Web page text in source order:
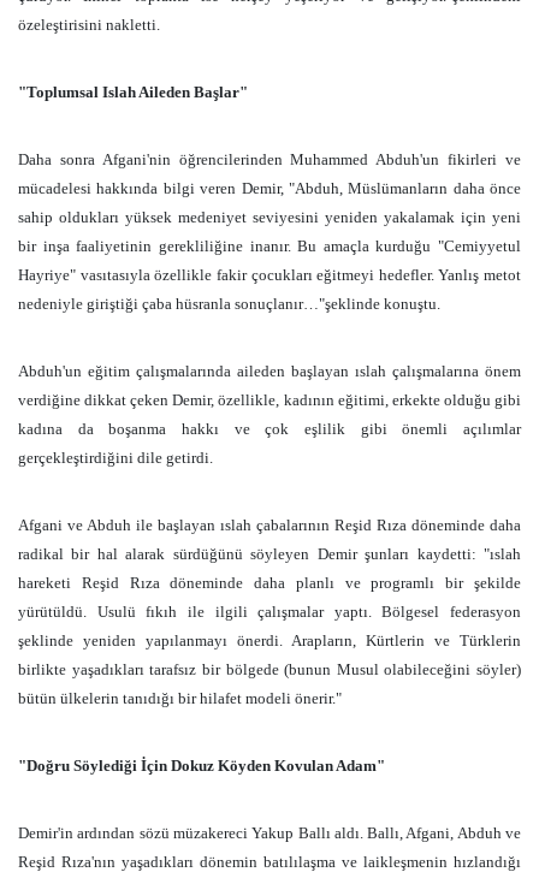
özeleştirisini nakletti.
"Toplumsal Islah Aileden Başlar"
Daha sonra Afgani'nin öğrencilerinden Muhammed Abduh'un fikirleri ve
mücadelesi hakkında bilgi veren Demir, "Abduh, Müslümanların daha önce
sahip oldukları yüksek medeniyet seviyesini yeniden yakalamak için yeni
bir inşa faaliyetinin gerekliliğine inanır. Bu amaçla kurduğu "Cemiyyetul
Hayriye" vasıtasıyla özellikle fakir çocukları eğitmeyi hedefler. Yanlış metot
nedeniyle giriştiği çaba hüsranla sonuçlanır…"şeklinde konuştu.
Abduh'un eğitim çalışmalarında aileden başlayan ıslah çalışmalarına önem
verdiğine dikkat çeken Demir, özellikle, kadının eğitimi, erkekte olduğu gibi
kadına da boşanma hakkı ve çok eşlilik gibi önemli açılımlar
gerçekleştirdiğini dile getirdi.
Afgani ve Abduh ile başlayan ıslah çabalarının Reşid Rıza döneminde daha
radikal bir hal alarak sürdüğünü söyleyen Demir şunları kaydetti: "ıslah
hareketi Reşid Rıza döneminde daha planlı ve programlı bir şekilde
yürütüldü. Usulü fıkıh ile ilgili çalışmalar yaptı. Bölgesel federasyon
şeklinde yeniden yapılanmayı önerdi. Arapların, Kürtlerin ve Türklerin
birlikte yaşadıkları tarafsız bir bölgede (bunun Musul olabileceğini söyler)
bütün ülkelerin tanıdığı bir hilafet modeli önerir."
"Doğru Söylediği İçin Dokuz Köyden Kovulan Adam"
Demir'in ardından sözü müzakereci Yakup Ballı aldı. Ballı, Afgani, Abduh ve
Reşid Rıza'nın yaşadıkları dönemin batılılaşma ve laikleşmenin hızlandığı